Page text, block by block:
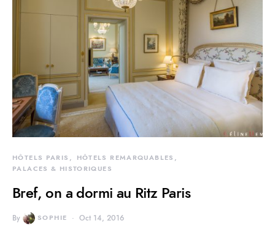
HÔTELS PARIS
HÔTELS REMARQUABLES
PALACES & HISTORIQUES
Bref, on a dormi au Ritz Paris
By SOPHIE Oct 14, 2016